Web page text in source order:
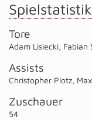
Spielstatistik
Tore
Adam Lisiecki, Fabian
Assists
Christopher Plotz,
Zuschauer
54